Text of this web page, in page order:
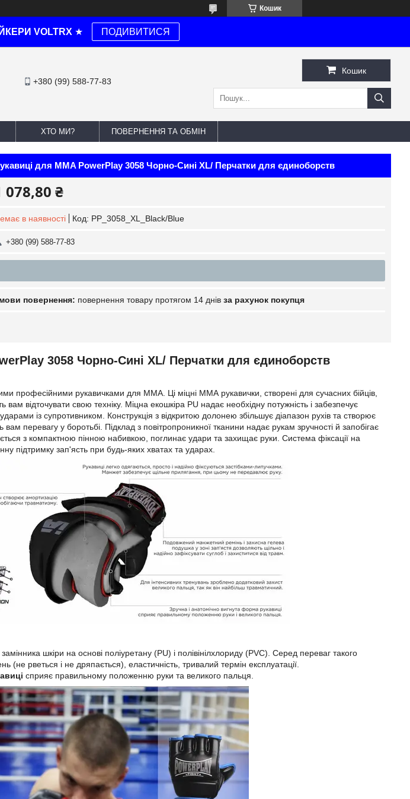
Кошик
VOLTRX ★ ПОДИВИТИСЯ
+380 (99) 588-77-83
Кошик
ХТО МИ? ПОВЕРНЕННЯ ТА ОБМІН
для MMA PowerPlay 3058 Чорно-Сині XL/ Перчатки для єдиноборств
078,80 ₴
в наявності Код: PP_3058_XL_Black/Blue
+380 (99) 588-77-83
повернення товару протягом 14 днів за рахунок покупця
3058 Чорно-Сині XL/ Перчатки для єдиноборств
професійними рукавичками для ММА. Ці міцні ММА рукавички, створені для сучасних бійців,
відточувати свою техніку. Міцна екошкіра PU надає необхідну потужність і забезпечує
із супротивником. Конструкція з відкритою долонею збільшує діапазон рухів та створює
перевагу у боротьбі. Підклад з повітропроникної тканини надає рукам зручності й запобігає
з компактною пінною набивкою, поглинає удари та захищає руки. Система фіксації на
підтримку зап'ясть при будь-яких хватах та ударах.
шкіри на основі поліуретану (PU) і полівінілхлориду (PVC). Серед переваг такого
(не рветься і не дряпається), еластичність, тривалий термін експлуатації.
сприяє правильному положенню руки та великого пальця.